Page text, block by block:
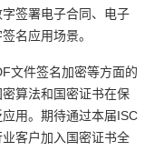
签署电子合同、电子
名应用场景。
文件签名加密等方面的
算法和国密证书在保
用。期待通过本届ISC
客户加入国密证书全